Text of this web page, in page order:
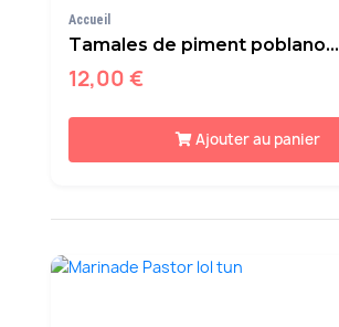
Accueil
Tamales de piment poblano...
12,00 €
Ajouter au panier